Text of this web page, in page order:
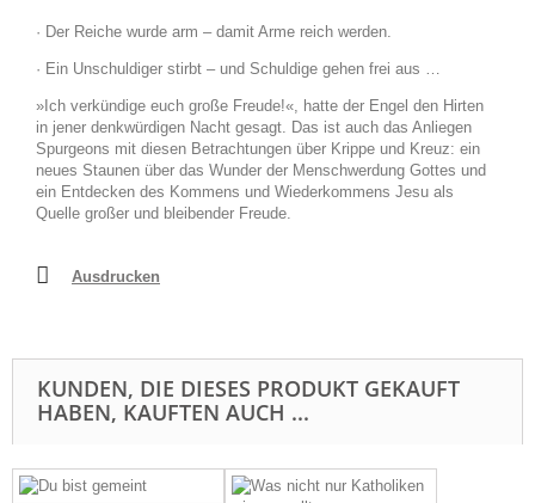
· Der Reiche wurde arm – damit Arme reich werden.
· Ein Unschuldiger stirbt – und Schuldige gehen frei aus …
»Ich verkündige euch große Freude!«, hatte der Engel den Hirten
in jener denkwürdigen Nacht gesagt. Das ist auch das Anliegen
Spurgeons mit diesen Betrachtungen über Krippe und Kreuz: ein
neues Staunen über das Wunder der Menschwerdung Gottes und
ein Entdecken des Kommens und Wiederkommens Jesu als
Quelle großer und bleibender Freude.
Ausdrucken
KUNDEN, DIE DIESES PRODUKT GEKAUFT
HABEN, KAUFTEN AUCH ...